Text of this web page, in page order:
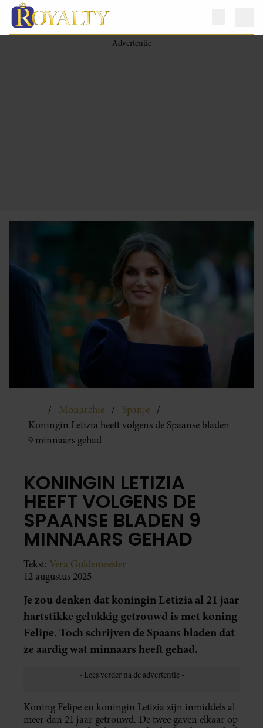
Monarchie
Spanje
Koningin Letizia heeft volgens de Spaanse bladen
9 minnaars gehad
KONINGIN LETIZIA
HEEFT VOLGENS DE
SPAANSE BLADEN 9
MINNAARS GEHAD
Tekst: Vera Guldemeester
12 augustus 2025
Je zou denken dat koningin Letizia al 21 jaar
hartstikke gelukkig getrouwd is met koning
Felipe. Toch schrijven de Spaans bladen dat
ze aardig wat minnaars heeft gehad.
Koning Felipe en koningin Letizia zijn inmiddels al
meer dan 21 jaar getrouwd. De twee gaven elkaar op